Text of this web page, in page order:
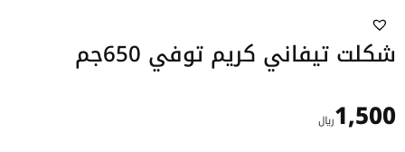
شكلت تيفاني كريم توفي 650جم
1,500﷼